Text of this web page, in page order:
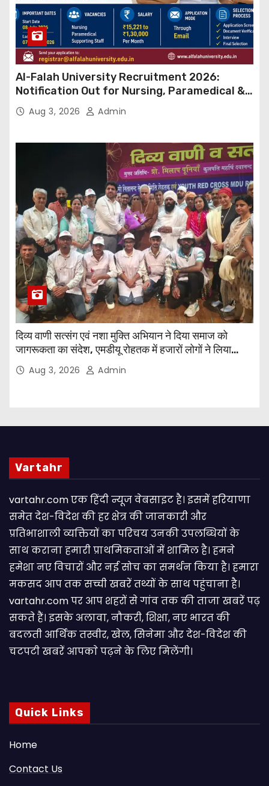
Al-Falah University Recruitment 2026:
Notification Out for Nursing, Paramedical &
Supporting Staff Posts, Apply Through Email
Aug 3, 2026 Admin
दिव्य वाणी सत्संग एवं नशा मुक्ति अभियान ने दिया समाज को
जागरूकता का संदेश, एमडीयू रोहतक में हजारों लोगों ने लिया
संकल्पAug 3, 2026 Admin
Vartahr
vartahr.com एक हिंदी न्यूज वेबसाइट है। इसमें हरियाणा
समेत देश-विदेश की हर क्षेत्र की जानकारी और
प्रतिभाशाली व्यक्तियों का परिचय उनकी उपलब्धियों के
साथ कराना हमारी प्राथमिकताओं में शामिल है। हमने
हमेशा नए विचारों और नई सोच का समर्थन किया है। हमारा
मकसद आप तक सच्ची खबरें तथ्यों के साथ पहुंचाना है।
vartahr.com पर आप शहरों से गांव तक की ताजा खबरें पढ़
सकते हैं। इसके अलावा, नौकरी, शिक्षा, नए भारत की
बदलती आर्थिक तस्वीर, खेल, सिनेमा और देश-विदेश की
चटपटी खबरें आपकाे पढ़ने के लिए मिलेंगी।
Quick Links
Home
Contact Us